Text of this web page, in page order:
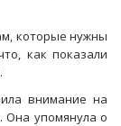
которые нужны
как показали
внимание на
Она упомянула о